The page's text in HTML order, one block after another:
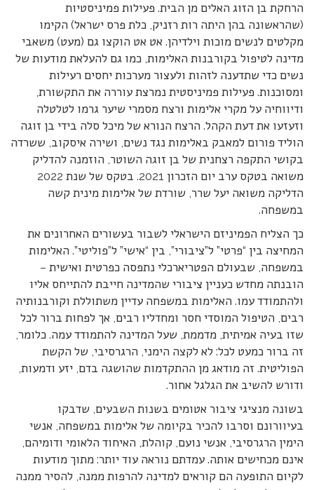
הרחקת בן הזוג האלים מן הבית. פעילות פמיניסטיות
(שהראשונה בהן היתה רות רזניק, כלת פרס ישראל) הקימו
מקלטים לנשים מוכות וילדיהן. אט אט הוקצו גם (מעט) משאבי
מדינה לטיפול בקורבנות האלימות, כמו גם להעלאת מודעות של
נשים כדי שתדענה לזהות ולעצור מערכות יחסים רעילות
ומסוכנות. פעילות פמיניסטית נמרצת עוררה את התקשורת,
ודיווחיה על מקרי אלימות ורצח מסמרי שיער גרמו לטלטלה
וזעזעו את דעת הקהל. הרצח הנורא של מיכל סלה בידי בן זוגה
הוליד פורום למאבק באלימות נגד נשים, ושירה איסקוב, ששרדה
בקושי התקפה רצחנית של בן זוגה השוטר, הוזמנה להדליק
משואה בטקס ערב יום הזכרון 2021. בטקס של שנת 2022
הדליקה משואה יעל שרר, שורדת של אלימות מינית קשה
במשפחה.
כך הצליח הפמיניזם הישראלי לשבור בעשורים האחרונים את
המחיצה בין “פרטי” ל”ציבורי”, בין “אישי” ל”פוליטי”. האלימות
במשפחה, שבעולם הפטריארכלי נתפסה כפרטית ואישית –
הובנתה מחדש כעניין ציבורי שהמדינה חייבת להתייחס אליו
ולהתמודד עמו. האלימות במשפחה עדיין משתוללת וקורבנותיה
רבים, הטיפול המוסדי חסר ומחדליו רבים, אך לפחות ברור לכל
שזו בעיה אמיתית, מדממת, שעל המדינה להתמודד עמה. כלומר,
זה ברור כמעט לכל: לא לקצה הימני, הרגרסיבי, של הקשת
הפוליטית. זה מודאג מן ההתקדמות שהושגה בדם, יזע ודמעות,
ודורש להשיב את הגלגל אחור.
בשונה מנציגי ציבור אטומים בשנות השבעים, שדבקו
בעיוורונם וסרבו להכיר בקיומה של אלימות במשפחה, אנשי
הימין הרגרסיבי, אנשי נועם, קוהלת, האיחוד הלאומי ודומיהם,
אינם מכחישים אותה. עמדתם נוראה עוד יותר: מתוך מודעות
לקיום התופעה הם קוראים למדינה להרפות ממנה, להסיר ממנה